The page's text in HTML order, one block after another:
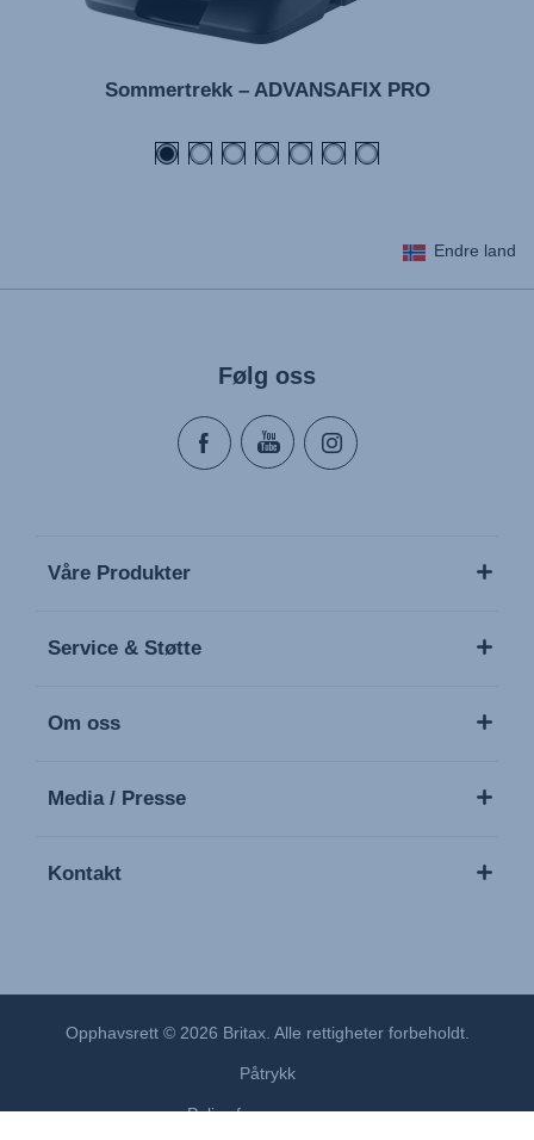
Sommertrekk – ADVANSAFIX PRO
Endre land
Følg oss
Våre Produkter
Service & Støtte
Om oss
Media / Presse
Kontakt
Opphavsrett © 2026 Britax. Alle rettigheter forbeholdt.
Påtrykk
Policy for personvern